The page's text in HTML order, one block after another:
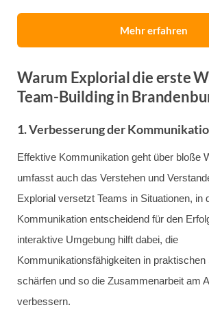
Mehr erfahren
Warum Explorial die erste
Team-Building in
1. Verbesserung der
Effektive Kommunikation geht über bloße
umfasst auch das Verstehen und
Explorial versetzt Teams in Situationen, in
Kommunikation entscheidend für den
interaktive Umgebung hilft dabei, die
Kommunikationsfähigkeiten in praktischen
schärfen und so die Zusammenarbeit am
verbessern.